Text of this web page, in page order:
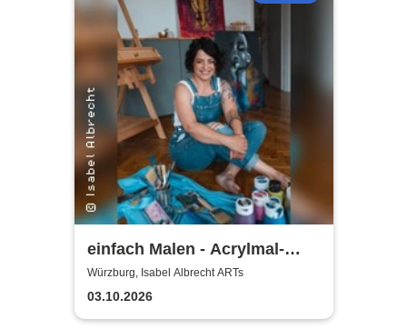
einfach Malen - Acrylmal-
Workshop | Isabel Albrecht
ARTs
Würzburg, Isabel Albrecht ARTs
03.10.2026